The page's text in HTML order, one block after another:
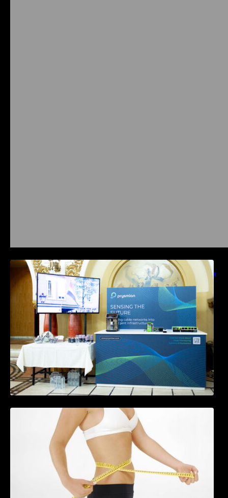
Prysmian aduce la COMM26 tehnologii de
sensing si Digital Energy pentru monitorizarea
in timp real a infrastrucrutilor critice
Tratamentul Wegovy® generează o scădere
în greutate de până la 22,6% la femei în
perioada menopauzei și reduce la jumătate
riscul de migrene